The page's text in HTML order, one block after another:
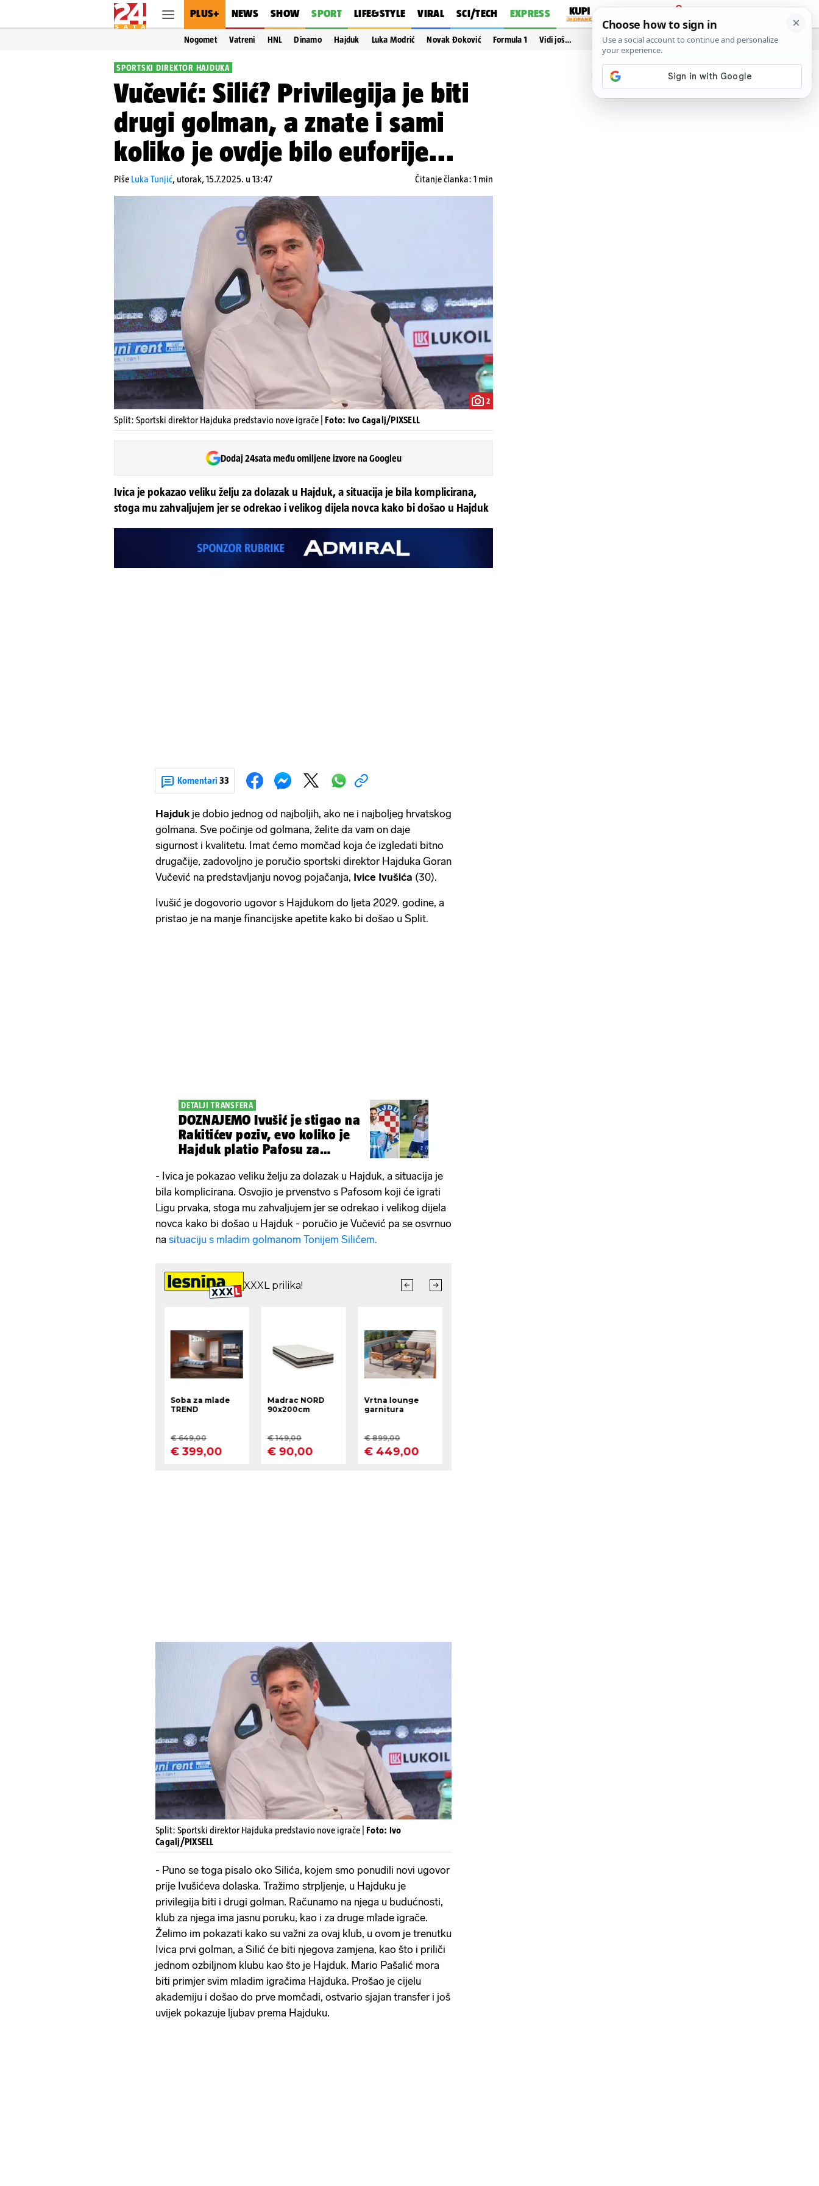
PLUS+ NEWS SHOW SPORT LIFE&STYLE VIRAL SCI/TECH EXPRESS
PRIJAVA
Nogomet Vatreni HNL Dinamo Hajduk Luka Modrić Novak Đoković Formula 1 Vidi još…
SPORTSKI DIREKTOR HAJDUKA
Vučević: Silić? Privilegija je biti
drugi golman, a znate i sami
koliko je ovdje bilo euforije...
Piše Luka Tunjić, utorak, 15.7.2025. u 13:47 Čitanje članka: 1 min
2
Split: Sportski direktor Hajduka predstavio nove igrače | Foto: Ivo Cagalj/PIXSELL
Dodaj 24sata među omiljene izvore na Googleu
Ivica je pokazao veliku želju za dolazak u Hajduk, a situacija je bila komplicirana,
stoga mu zahvaljujem jer se odrekao i velikog dijela novca kako bi došao u Hajduk
Komentari 33
Hajduk je dobio jednog od najboljih, ako ne i najboljeg hrvatskog
golmana. Sve počinje od golmana, želite da vam on daje
sigurnost i kvalitetu. Imat ćemo momčad koja će izgledati bitno
drugačije, zadovoljno je poručio sportski direktor Hajduka Goran
Vučević na predstavljanju novog pojačanja, Ivice Ivušića (30).
Ivušić je dogovorio ugovor s Hajdukom do ljeta 2029. godine, a
pristao je na manje financijske apetite kako bi došao u Split.
DETALJI TRANSFERA
DOZNAJEMO Ivušić je stigao na
Rakitićev poziv, evo koliko je
Hajduk platio Pafosu za
- Ivica je pokazao veliku želju za dolazak u Hajduk, a situacija je
bila komplicirana. Osvojio je prvenstvo s Pafosom koji će igrati
Ligu prvaka, stoga mu zahvaljujem jer se odrekao i velikog dijela
novca kako bi došao u Hajduk - poručio je Vučević pa se osvrnuo
na situaciju s mladim golmanom Tonijem Silićem.
Split: Sportski direktor Hajduka predstavio nove igrače | Foto: Ivo
Cagalj/PIXSELL
- Puno se toga pisalo oko Silića, kojem smo ponudili novi ugovor
prije Ivušićeva dolaska. Tražimo strpljenje, u Hajduku je
privilegija biti i drugi golman. Računamo na njega u budućnosti,
klub za njega ima jasnu poruku, kao i za druge mlade igrače.
Želimo im pokazati kako su važni za ovaj klub, u ovom je trenutku
Ivica prvi golman, a Silić će biti njegova zamjena, kao što i priliči
jednom ozbiljnom klubu kao što je Hajduk. Mario Pašalić mora
biti primjer svim mladim igračima Hajduka. Prošao je cijelu
akademiju i došao do prve momčadi, ostvario sjajan transfer i još
uvijek pokazuje ljubav prema Hajduku.